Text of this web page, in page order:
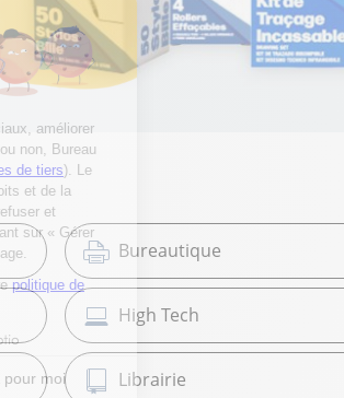
Bureautique
High Tech
Librairie